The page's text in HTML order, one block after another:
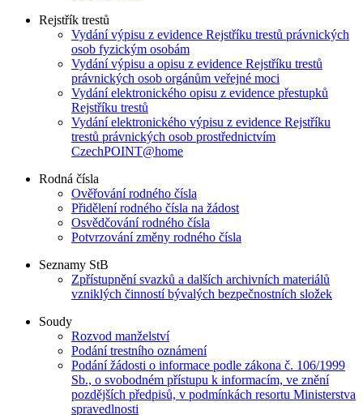
Rejstřík trestů
Vydání výpisu z evidence Rejstříku trestů právnických
osob fyzickým osobám
Vydání výpisu a opisu z evidence Rejstříku trestů
právnických osob orgánům veřejné moci
Vydání elektronického opisu z evidence přestupků
Rejstříku trestů
Vydání elektronického výpisu z evidence Rejstříku
trestů právnických osob prostřednictvím
CzechPOINT@home
Rodná čísla
Ověřování rodného čísla
Přidělení rodného čísla na žádost
Osvědčování rodného čísla
Potvrzování změny rodného čísla
Seznamy StB
Zpřístupnění svazků a dalších archivních materiálů
vzniklých činností bývalých bezpečnostních složek
Soudy
Rozvod manželství
Podání trestního oznámení
Podání žádosti o informace podle zákona č. 106/1999
Sb., o svobodném přístupu k informacím, ve znění
pozdějších předpisů, v podmínkách resortu Ministerstva
spravedlnosti